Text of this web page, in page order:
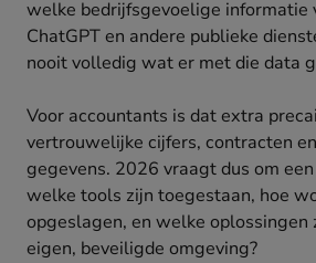
welke bedrijfsgevoelige informatie
ChatGPT en andere publieke
nooit volledig wat er met die data
Voor accountants is dat extra
vertrouwelijke cijfers, contracten
gegevens. 2026 vraagt dus om
welke tools zijn toegestaan, hoe
opgeslagen, en welke oplossingen
eigen, beveiligde omgeving?